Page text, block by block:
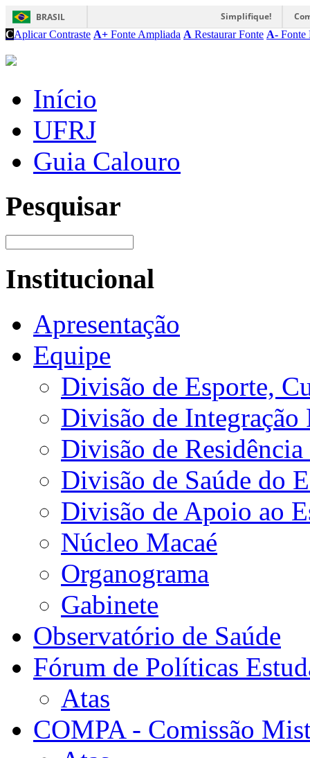
BRASIL Simplifique!
CAplicar Contraste A+ Fonte Ampliada A Restaurar Fonte A- Fonte
Início
UFRJ
Guia Calouro
Pesquisar
Institucional
Apresentação
Equipe
Divisão de Esporte,
Divisão de Integração
Divisão de
Divisão de Saúde do
Divisão de Apoio ao
Núcleo Macaé
Organograma
Gabinete
Observatório de Saúde
Fórum de Políticas
Atas
COMPA - Comissão